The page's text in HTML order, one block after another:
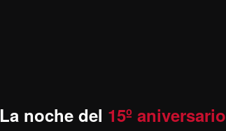
La noche del 15º aniversario